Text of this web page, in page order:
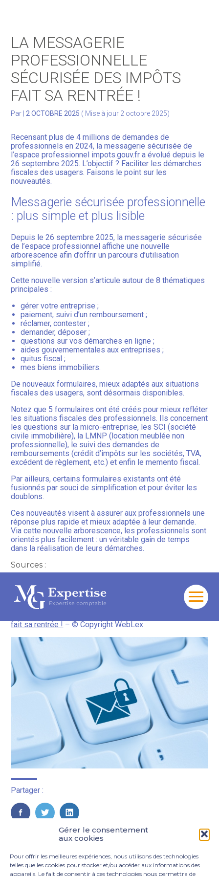
Gérer le consentement
aux cookies
Pour offrir les meilleures expériences, nous utilisons des technologies
telles que les cookies pour stocker et/ou accéder aux informations des
appareils. Le fait de consentir à ces technologies nous permettra de
Aller
Gérer votre patrimoine
Facturation Électronique
LA MESSAGERIE
PROFESSIONNELLE
SÉCURISÉE DES IMPÔTS
FAIT SA RENTRÉE !
Par 2 OCTOBRE 2025 ( Mise à jour 2 octobre 2025)
Recensant plus de 4 millions de demandes de
professionnels en 2024, la messagerie sécurisée de
l’espace professionnel impots.gouv.fr a évolué depuis le
26 septembre 2025. L’objectif ? Faciliter les démarches
fiscales des usagers. Faisons le point sur les
nouveautés.
Messagerie sécurisée professionnelle
: plus simple et plus lisible
Depuis le 26 septembre 2025, la messagerie sécurisée
de l’espace professionnel affiche une nouvelle
arborescence afin d’offrir un parcours d’utilisation
simplifié.
Cette nouvelle version s’articule autour de 8 thématiques
principales :
gérer votre entreprise ;
paiement, suivi d’un remboursement ;
réclamer, contester ;
demander, déposer ;
questions sur vos démarches en ligne ;
aides gouvernementales aux entreprises ;
quitus fiscal ;
mes biens immobiliers.
De nouveaux formulaires, mieux adaptés aux situations
fiscales des usagers, sont désormais disponibles.
Notez que 5 formulaires ont été créés pour mieux refléter
les situations fiscales des professionnels. Ils concernent
les questions sur la micro-entreprise, les SCI (société
civile immobilière), la LMNP (location meublée non
professionnelle), le suivi des demandes de
remboursements (crédit d’impôts sur les sociétés, TVA,
excédent de règlement, etc.) et enfin le memento fiscal.
Par ailleurs, certains formulaires existants ont été
fusionnés par souci de simplification et pour éviter les
doublons.
Ces nouveautés visent à assurer aux professionnels une
réponse plus rapide et mieux adaptée à leur demande.
Via cette nouvelle arborescence, les professionnels sont
orientés plus facilement : un véritable gain de temps
dans la réalisation de leurs démarches.
Sources :
messagerie sécurisée devient plus simple pour les
professionnels »
fait sa rentrée ! – © Copyright WebLex
Partager :
FaceBook
TwitterLinkedIn